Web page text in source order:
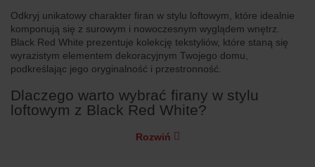
Odkryj unikatowy charakter firan w stylu loftowym, które idealnie
komponują się z surowym i nowoczesnym wyglądem wnętrz.
Black Red White prezentuje kolekcję tekstyliów, które staną się
wyrazistym elementem dekoracyjnym Twojego domu,
podkreślając jego oryginalność i przestronność.
Dlaczego warto wybrać firany w stylu
loftowym z Black Red White?
Rozwiń